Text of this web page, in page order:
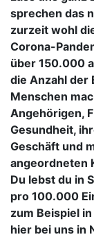
sprechen das
zurzeit wohl
Corona-
über 150.000
die Anzahl der
Menschen
Angehörigen,
Gesundheit,
Geschäft und
angeordneten
Du lebst du in
pro 100.000
zum Beispiel
hier bei uns in